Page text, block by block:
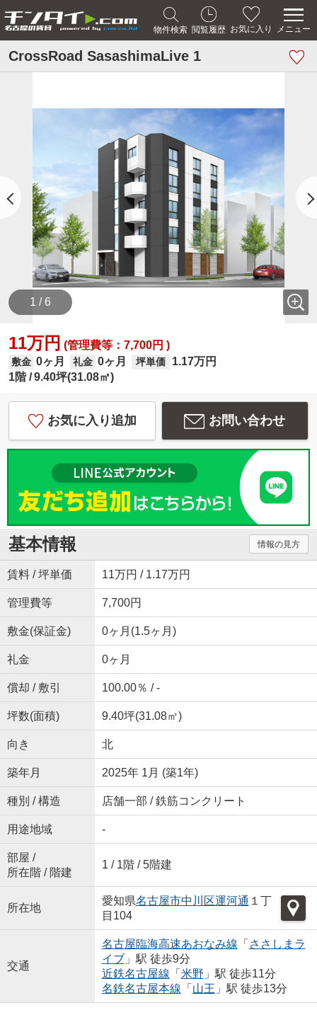
物件検索 閲覧履歴 お気に入り メニュー
CrossRoad SasashimaLive 1
1 / 6
11万円 (管理費等：7,700円 )
敷金 0ヶ月 礼金 0ヶ月 坪単価
1.17万円
1階 9.40坪(31.08㎡)
お気に入り追加 お問い合わせ
基本情報 情報の見方
賃料 / 坪単価 11万円 / 1.17万円
管理費等 7,700円
敷金(保証金) 0ヶ月(1.5ヶ月)
礼金 0ヶ月
償却 / 敷引 100.00％ / -
坪数(面積) 9.40坪(31.08㎡)
向き 北
築年月 2025年 1月 (築1年)
種別 / 構造 店舗一部 / 鉄筋コンクリート
用途地域 -
部屋 /
所在階 / 階建
1 / 1階 / 5階建
所在地
愛知県名古屋市中川区運河通 １丁
目104
交通
名古屋臨海高速あおなみ線 「 ささしまラ
イブ」駅 徒歩9分
近鉄名古屋線 「 米野 」駅 徒歩11分
名鉄名古屋本線 「 山王 」駅 徒歩13分